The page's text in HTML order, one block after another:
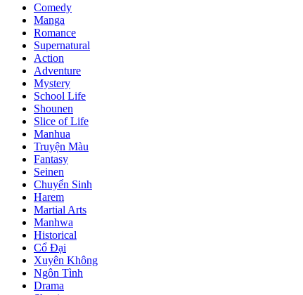
Comedy
Manga
Romance
Supernatural
Action
Adventure
Mystery
School Life
Shounen
Slice of Life
Manhua
Truyện Màu
Fantasy
Seinen
Chuyển Sinh
Harem
Martial Arts
Manhwa
Historical
Cổ Đại
Xuyên Không
Ngôn Tình
Drama